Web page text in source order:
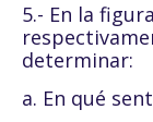
5.- En la
determinar:
a. En qué